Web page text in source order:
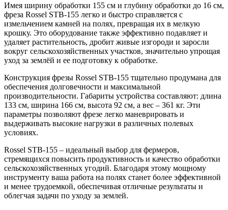
Имея ширину обработки 155 см и глубину обработки до 16 см,
фреза Rossel STB-155 легко и быстро справляется с
измельчением камней на полях, превращая их в мелкую
крошку. Это оборудование также эффективно подавляет и
удаляет растительность, дробит живые изгороди и заросли
вокруг сельскохозяйственных участков, значительно упрощая
уход за землёй и ее подготовку к обработке.
Конструкция фрезы Rossel STB-155 тщательно продумана для
обеспечения долговечности и максимальной
производительности. Габариты устройства составляют: длина
133 см, ширина 166 см, высота 92 см, а вес – 361 кг. Эти
параметры позволяют фрезе легко маневрировать и
выдерживать высокие нагрузки в различных полевых
условиях.
Rossel STB-155 – идеальный выбор для фермеров,
стремящихся повысить продуктивность и качество обработки
сельскохозяйственных угодий. Благодаря этому мощному
инструменту ваша работа на полях станет более эффективной
и менее трудоемкой, обеспечивая отличные результаты и
облегчая задачи по уходу за землей.